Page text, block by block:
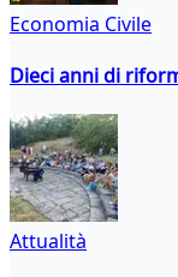
Economia Civile
Dieci anni di
Attualità